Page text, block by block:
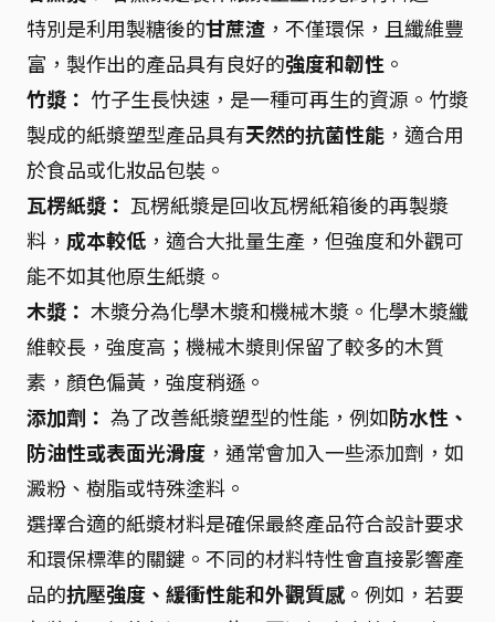
特別是利用製糖後的甘蔗渣 ，不僅環保，且纖維豐
富，製作出的產品具有良好的強度和韌性 。
竹漿： 竹子生長快速，是一種可再生的資源。竹漿
製成的紙漿塑型產品具有天然的抗菌性能 ，適合用
於食品或化妝品包裝。
瓦楞紙漿： 瓦楞紙漿是回收瓦楞紙箱後的再製漿
料， 成本較低 ，適合大批量生產，但強度和外觀可
能不如其他原生紙漿。
木漿： 木漿分為化學木漿和機械木漿。化學木漿纖
維較長，強度高；機械木漿則保留了較多的木質
素，顏色偏黃，強度稍遜。
添加劑： 為了改善紙漿塑型的性能，例如防水性、
防油性或表面光滑度 ，通常會加入一些添加劑，如
澱粉、樹脂或特殊塗料。
選擇合適的紙漿材料是確保最終產品符合設計要求
和環保標準的關鍵。不同的材料特性會直接影響產
品的抗壓強度、緩衝性能和外觀質感。例如，若要